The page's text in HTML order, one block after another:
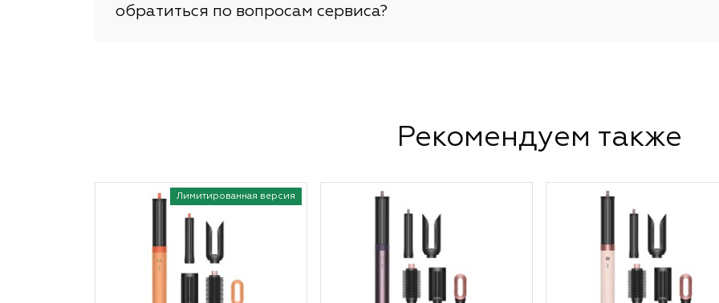
обратиться по вопросам сервиса?
Рекомендуем также
Лимитированная версия